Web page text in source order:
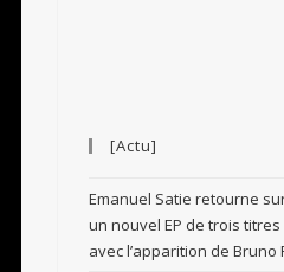
[Actu]
Emanuel Satie retourne
un nouvel EP de trois
avec l’apparition de Bruno